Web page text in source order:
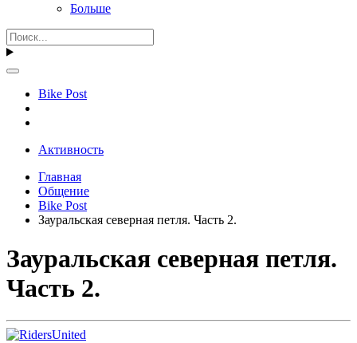
Больше
Bike Post
Активность
Главная
Общение
Bike Post
Зауральская северная петля. Часть 2.
Зауральская северная петля.
Часть 2.